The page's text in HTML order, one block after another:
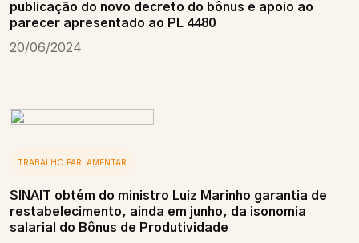
publicação do novo decreto do bônus e apoio ao
parecer apresentado ao PL 4480
20/06/2024
TRABALHO PARLAMENTAR
SINAIT obtém do ministro Luiz Marinho garantia de
restabelecimento, ainda em junho, da isonomia
salarial do Bônus de Produtividade